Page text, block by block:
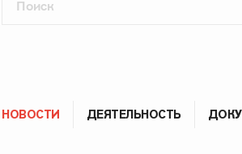
НОВОСТИ ДЕЯТЕЛЬНОСТЬ